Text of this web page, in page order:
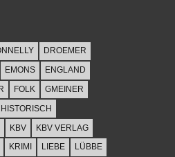
DROEMER
EMONS
ENGLAND
FOLK
GMEINER
HISTORISCH
KBV
KBV VERLAG
KRIMI LIEBE
LÜBBE